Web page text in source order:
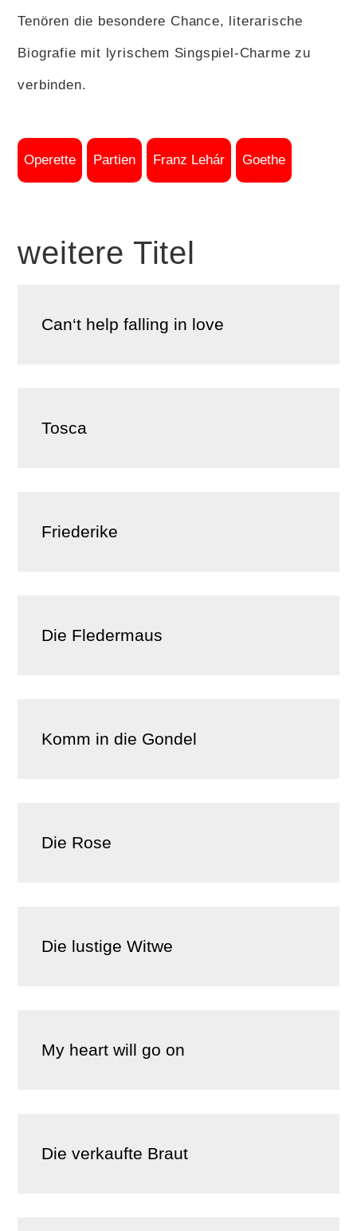
Tenören die besondere Chance, literarische
Biografie mit lyrischem Singspiel-Charme zu
verbinden.
Operette Partien Franz Lehár Goethe
weitere Titel
Can‘t help falling in love
Tosca
Friederike
Die Fledermaus
Komm in die Gondel
Die Rose
Die lustige Witwe
My heart will go on
Die verkaufte Braut